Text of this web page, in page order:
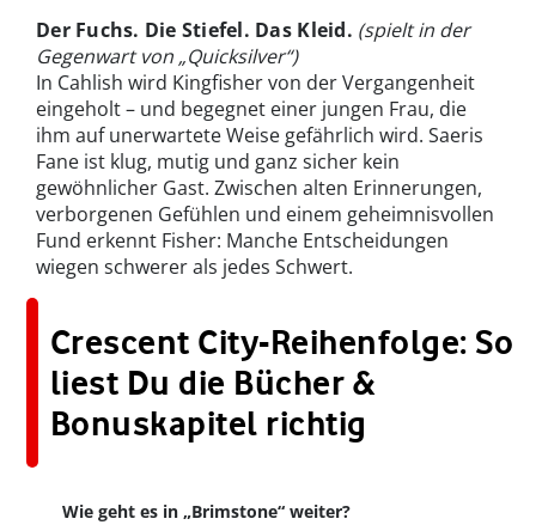
Der Fuchs. Die Stiefel. Das Kleid. (spielt in der
Gegenwart von „Quicksilver“)
In Cahlish wird Kingfisher von der Vergangenheit
eingeholt – und begegnet einer jungen Frau, die
ihm auf unerwartete Weise gefährlich wird. Saeris
Fane ist klug, mutig und ganz sicher kein
gewöhnlicher Gast. Zwischen alten Erinnerungen,
verborgenen Gefühlen und einem geheimnisvollen
Fund erkennt Fisher: Manche Entscheidungen
wiegen schwerer als jedes Schwert.
Crescent City-Reihenfolge: So
liest Du die Bücher &
Bonuskapitel richtig
Wie geht es in „Brimstone“ weiter?